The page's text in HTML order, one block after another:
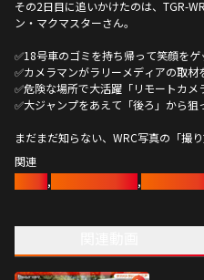
その2日目に追いかけたのは、TGR-
ン・マクマスターさん。
✅18号車のゴミを持ち帰って笑顔をゲ
✅カメラマンがラリーメディアの取材
✅危険な場所で大活躍「リモートカメ
✅大ジャンプをあえて「後ろ」から狙
まだまだ知らない、WRC写真の「撮り
関連
, ,